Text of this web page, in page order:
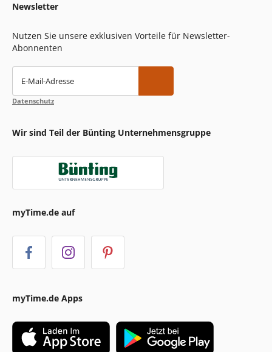
Newsletter
Nutzen Sie unsere exklusiven Vorteile für Newsletter-
Abonnenten
E-Mail-Adresse
Datenschutz
Wir sind Teil der Bünting Unternehmensgruppe
myTime.de auf
myTime.de Apps